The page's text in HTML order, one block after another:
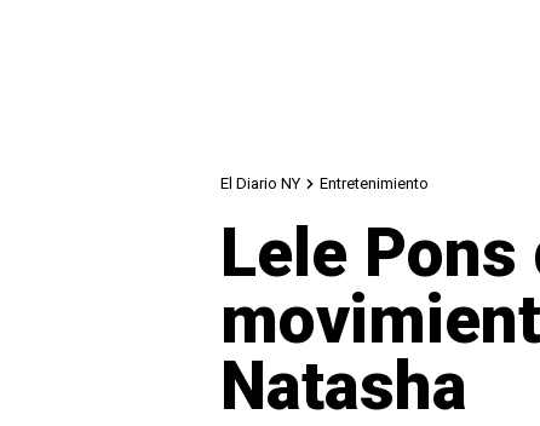
El Diario NY Entretenimiento
Lele
Natasha